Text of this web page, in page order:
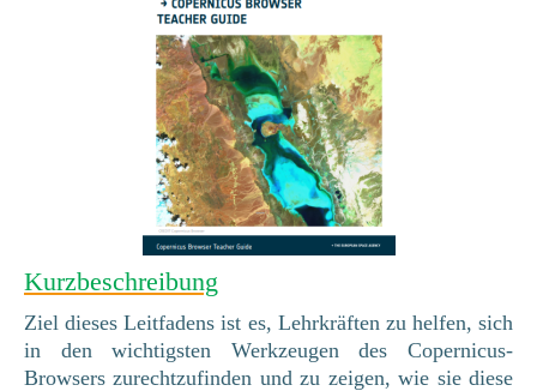
Kurzbeschreibung
Ziel dieses Leitfadens ist es, Lehrkräften zu helfen, sich
in den wichtigsten Werkzeugen des Copernicus-
Browsers zurechtzufinden und zu zeigen, wie sie diese